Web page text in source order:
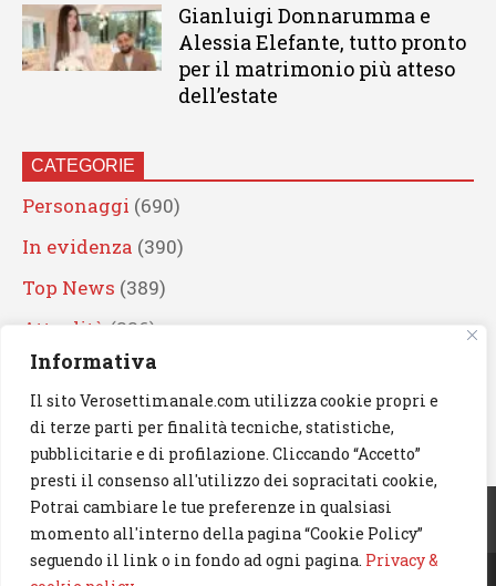
Informativa
Il sito Verosettimanale.com utilizza cookie propri e
di terze parti per finalità tecniche, statistiche,
pubblicitarie e di profilazione. Cliccando “Accetto”
presti il consenso all'utilizzo dei sopracitati cookie,
Potrai cambiare le tue preferenze in qualsiasi
momento all'interno della pagina “Cookie Policy”
seguendo il link o in fondo ad ogni pagina. Privacy &
Gianluigi Donnarumma e
Alessia Elefante, tutto pronto
per il matrimonio più atteso
dell’estate
CATEGORIE
Personaggi (690)
In evidenza (390)
Top News (389)
Attualità (336)
Eventi(330)
Artisti (241)
News(239)
Cerca